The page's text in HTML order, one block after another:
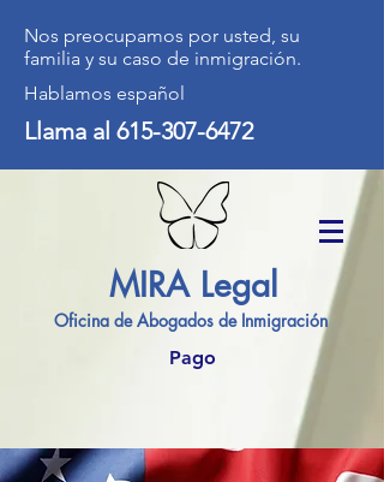
Nos preocupamos por usted, su
familia y su caso de inmigración.
Hablamos español
Llama al 615-307-6472
MIRA Legal
Oficina de Abogados de Inmigración
Pago